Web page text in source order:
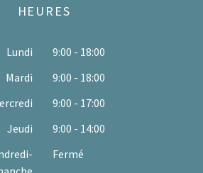
HEURES
Lundi
9:00 - 18:00
Mardi
9:00 - 18:00
9:00 - 17:00
Jeudi
9:00 - 14:00
Fermé